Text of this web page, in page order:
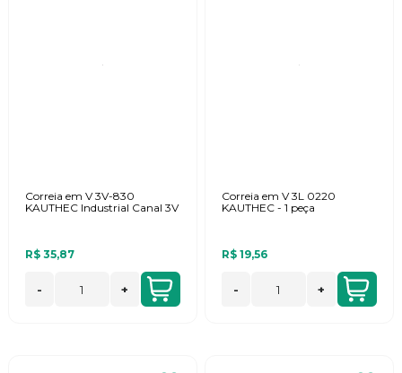
Correia em V 3V-830
KAUTHEC Industrial Canal 3V
R$ 35,87
- +
Correia em V 3L 0220
KAUTHEC - 1 peça
R$ 19,56
- +